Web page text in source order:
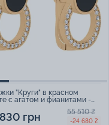
"Круги" в красном
с агатом и фианитами -
грн 55 510 ₴
-24 680 ₴